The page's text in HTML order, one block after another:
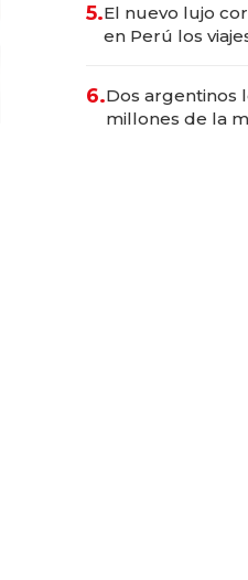
5.El nuevo lujo
en Perú los
en experiencias
6.Dos argentinos
millones de la